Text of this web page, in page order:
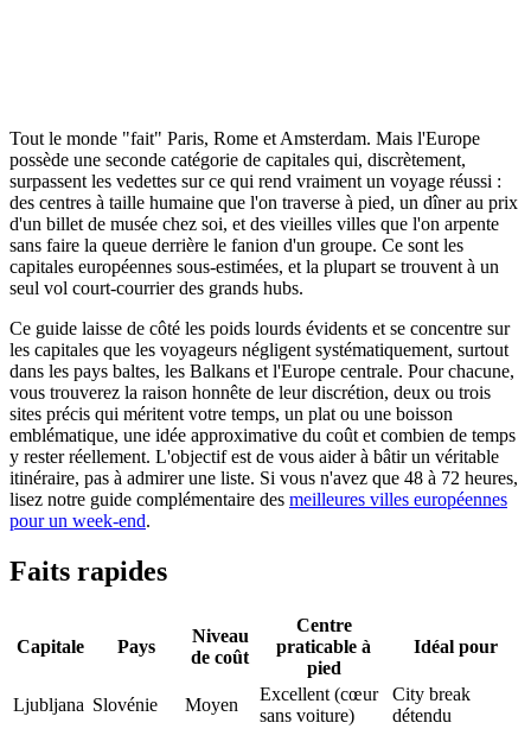
Tout le monde "fait" Paris, Rome et Amsterdam. Mais l'Europe
possède une seconde catégorie de capitales qui, discrètement,
surpassent les vedettes sur ce qui rend vraiment un voyage réussi :
des centres à taille humaine que l'on traverse à pied, un dîner au prix
d'un billet de musée chez soi, et des vieilles villes que l'on arpente
sans faire la queue derrière le fanion d'un groupe. Ce sont les
capitales européennes sous-estimées, et la plupart se trouvent à un
seul vol court-courrier des grands hubs.
Ce guide laisse de côté les poids lourds évidents et se concentre sur
les capitales que les voyageurs négligent systématiquement, surtout
dans les pays baltes, les Balkans et l'Europe centrale. Pour chacune,
vous trouverez la raison honnête de leur discrétion, deux ou trois
sites précis qui méritent votre temps, un plat ou une boisson
emblématique, une idée approximative du coût et combien de temps
y rester réellement. L'objectif est de vous aider à bâtir un véritable
itinéraire, pas à admirer une liste. Si vous n'avez que 48 à 72 heures,
lisez notre guide complémentaire des meilleures villes européennes
pour un week-end.
Faits rapides
Capitale Pays
Niveau
de coût
Centre
praticable à
pied
Idéal pour
Ljubljana Slovénie Moyen
Excellent (cœur
sans voiture)
City break
détendu